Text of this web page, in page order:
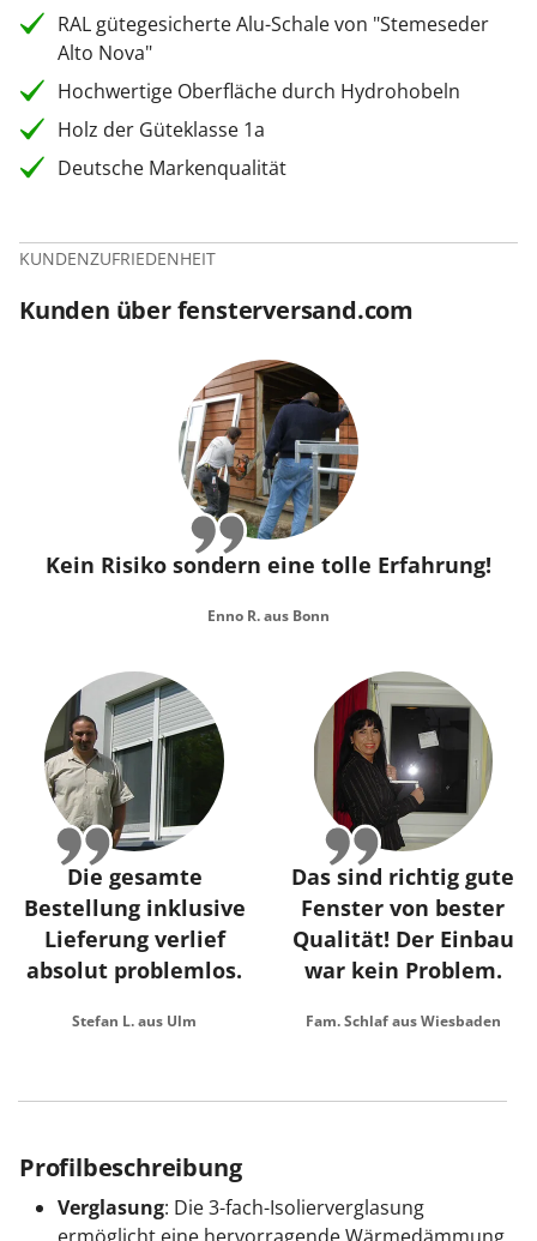
RAL gütegesicherte Alu-Schale von "Stemeseder
Alto Nova"
Hochwertige Oberfläche durch Hydrohobeln
Holz der Güteklasse 1a
Deutsche Markenqualität
KUNDENZUFRIEDENHEIT
Kunden über fensterversand.com
Kein Risiko sondern eine tolle Erfahrung!
Enno R. aus Bonn
Die gesamte
Bestellung inklusive
Lieferung verlief
absolut problemlos.
Stefan L. aus Ulm
Das sind richtig gute
Fenster von bester
Qualität! Der Einbau
war kein Problem.
Fam. Schlaf aus Wiesbaden
Profilbeschreibung
Verglasung: Die 3-fach-Isolierverglasung